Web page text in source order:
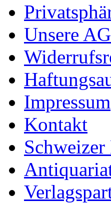
Unsere
Impressum
Kontakt